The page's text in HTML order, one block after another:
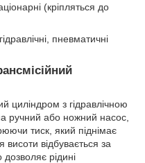
(кріпляться до
пневматичні
циліндром з гідравлічною
ручний або ножний насос,
тиск, який піднімає
відбувається за
рідині